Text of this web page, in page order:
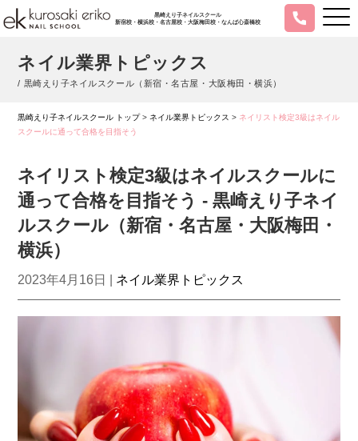
黒崎えり子ネイルスクール
新宿校・横浜校・名古屋校・大阪梅田校・なんば心斎橋校
ネイル業界トピックス
/ 黒崎えり子ネイルスクール（新宿・名古屋・大阪梅田・横浜）
黒崎えり子ネイルスクール トップ>ネイル業界トピックス > ネイリスト検定3級はネイル
スクールに通って合格を目指そう
ネイリスト検定3級はネイルスクールに
通って合格を目指そう - 黒崎えり子ネイ
ルスクール（新宿・名古屋・大阪梅田・
横浜）
2023年4月16日 | ネイル業界トピックス